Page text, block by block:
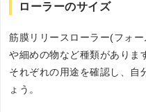
ローラーのサイズ
筋膜リリースローラー(フォ
や細めの物など種類がありま
それぞれの用途を確認し、自
ょう。